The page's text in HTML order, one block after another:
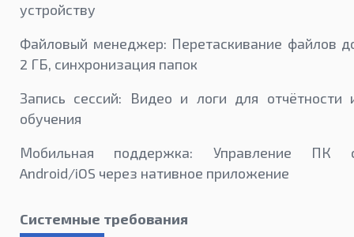
устройству
Файловый менеджер: Перетаскивание файлов
2 ГБ, синхронизация папок
Запись сессий: Видео и логи для отчётности
обучения
Мобильная поддержка: Управление ПК
Android/iOS через нативное приложение
Системные требования